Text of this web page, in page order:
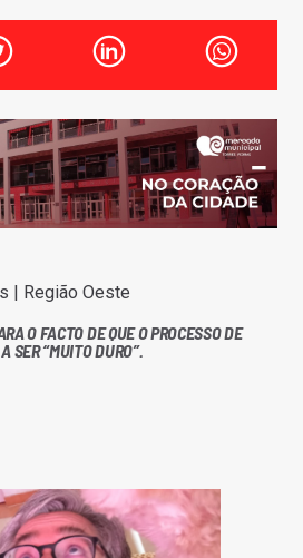
| Região Oeste
O FACTO DE QUE O PROCESSO DE
SER “MUITO DURO”.